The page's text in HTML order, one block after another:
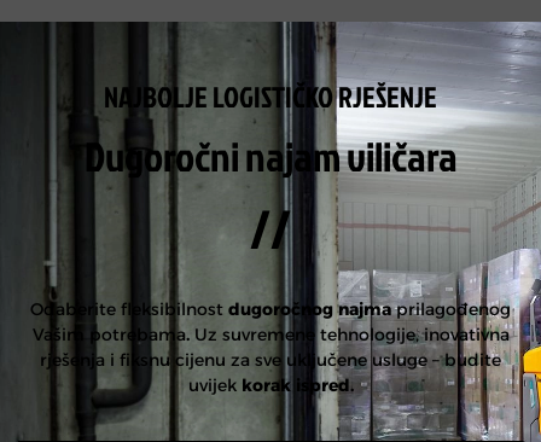
NAJBOLJE LOGISTIČKO RJEŠENJE
Dugoročni najam viličara
//
Odaberite fleksibilnost dugoročnog najmaprilagođenog
Vašim potrebama.Uz suvremene tehnologije, inovativna
rješenja i fiksnu cijenu za sve uključene usluge – budite
uvijekkorak ispred.